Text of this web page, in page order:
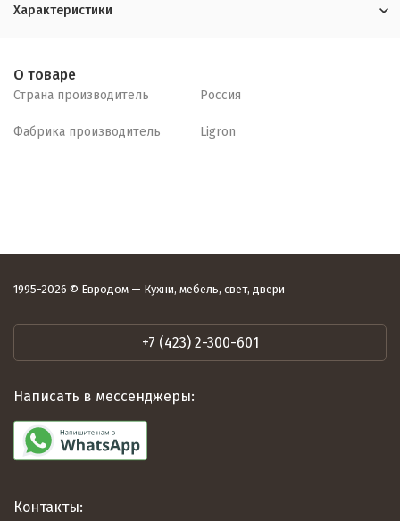
Характеристики
О товаре
Страна производитель Россия
Фабрика производитель Ligron
1995-2026 © Евродом — Кухни, мебель, свет, двери
+7 (423) 2-300-601
Написать в мессенджеры:
Контакты: